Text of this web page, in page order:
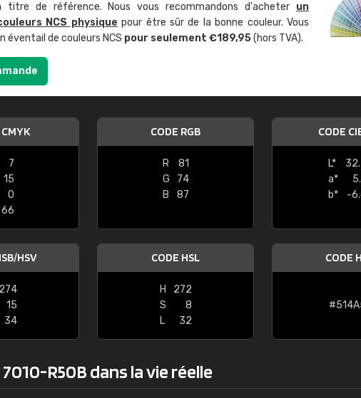
titre de référence. Nous vous recommandons d'acheter un
NCS physique pour être sûr de la bonne couleur. Vous
éventail de couleurs NCS pour seulement €189,95(hors TVA).
7
15
0
66
CODE RGB
R
81
G
74
B
87
CODE
L*
a*
b*
-
HSV
274
15
34
CODE HSL
H
272
S
8
L
32
CODE
7010-R50B dans la vie réelle
"Le site ne permet pas de
sont les produits
palettes de couleurs:
comprend pas qui est quoi.
bien passé et le produit